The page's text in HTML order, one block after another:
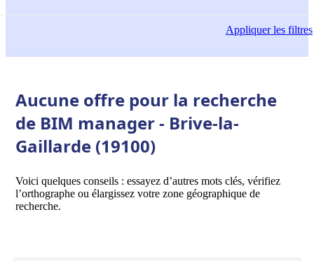
Appliquerles filtres
Aucune offre pour la recherche
de BIM manager - Brive-la-
Gaillarde (19100)
Voici quelques conseils : essayez d’autres mots clés, vérifiez
l’orthographe ou élargissez votre zone géographique de
recherche.